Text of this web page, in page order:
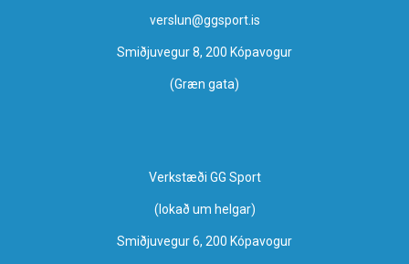
verslun@ggsport.is
Smiðjuvegur 8, 200 Kópavogur
(Græn gata)
Verkstæði GG Sport
​(lokað um helgar)
Smiðjuvegur 6, 200 Kópavogur